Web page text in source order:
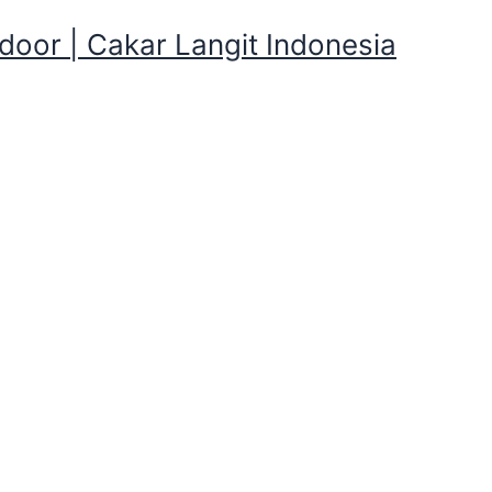
| Cakar Langit Indonesia
Sewa Tenda
CampingTenda Dome Rinjani